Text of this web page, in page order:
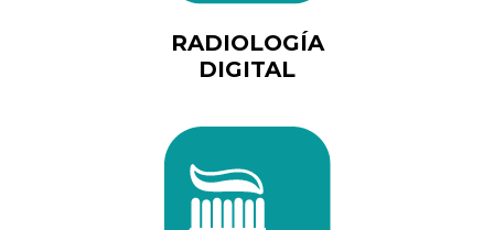
RADIOLOGÍA
DIGITAL